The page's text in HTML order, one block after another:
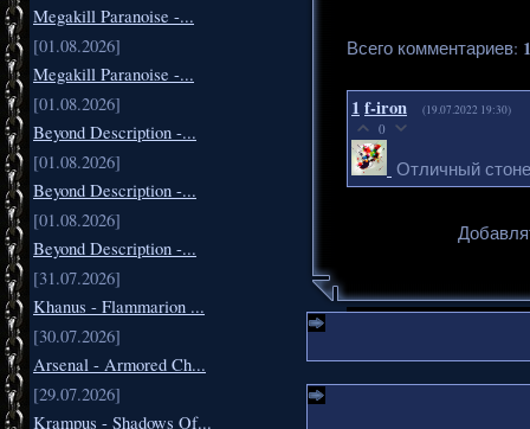
Megakill Paranoise -...
[01.08.2026]
Megakill Paranoise -...
[01.08.2026]
Beyond Description -...
[01.08.2026]
Beyond Description -...
[01.08.2026]
Beyond Description -...
[31.07.2026]
Khanus - Flammarion ...
[30.07.2026]
Arsenal - Armored Ch...
[29.07.2026]
Krampus - Shadows Of...
Всего комментариев: 1
1f-iron (19.07.2022 19:30)
0
Отличный